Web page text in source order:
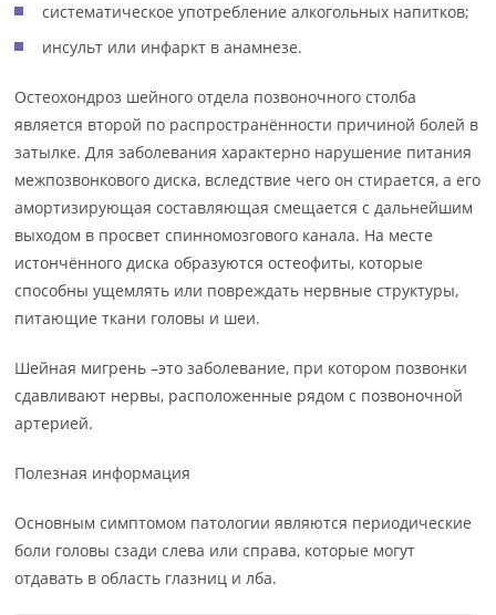
систематическое употребление алкогольных напитков;
инсульт или инфаркт в анамнезе.
Остеохондроз шейного отдела позвоночного столба
является второй по распространённости причиной болей в
затылке. Для заболевания характерно нарушение питания
межпозвонкового диска, вследствие чего он стирается, а его
амортизирующая составляющая смещается с дальнейшим
выходом в просвет спинномозгового канала. На месте
истончённого диска образуются остеофиты, которые
способны ущемлять или повреждать нервные структуры,
питающие ткани головы и шеи.
Шейная мигрень –это заболевание, при котором позвонки
сдавливают нервы, расположенные рядом с позвоночной
артерией.
Полезная информация
Основным симптомом патологии являются периодические
боли головы сзади слева или справа, которые могут
отдавать в область глазниц и лба.